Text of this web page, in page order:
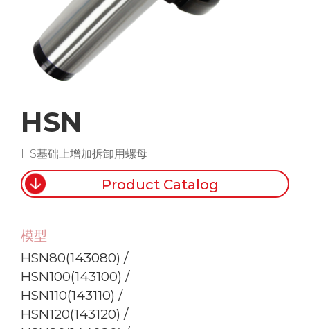
HSN
HS基础上增加拆卸用螺母
Product Catalog
模型
HSN80(143080) /
HSN100(143100) /
HSN110(143110) /
HSN120(143120) /